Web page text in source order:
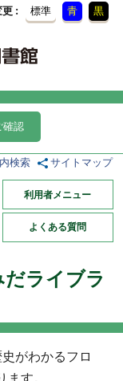
更 標準 青 黒
確認
検索 サイトマップ
利用者メニュー
よくある質問
ライブラ
がわかるフロ
す。